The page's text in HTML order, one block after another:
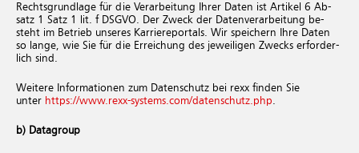
Rechts­grund­la­ge für die Ver­ar­bei­tung Ihrer Daten ist Ar­ti­kel 6 Ab­
satz 1 Satz 1 lit. f DSGVO. Der Zweck der Da­ten­ver­ar­bei­tung be­
steht im Be­trieb un­se­res Kar­rie­re­por­tals. Wir spei­chern Ihre Daten
so lange, wie Sie für die Er­rei­chung des je­wei­li­gen Zwecks er­for­der­
lich sind.
Wei­te­re In­for­ma­tio­nen zum Da­ten­schutz bei rexx fin­den Sie
unter https://​www.​rexx-​systems.​com/​datenschutz.​php
b) Datagroup